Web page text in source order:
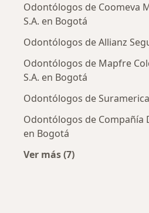
Odontólogos de Coomeva
S.A. en Bogotá
Odontólogos de Allianz
Odontólogos de Mapfre
S.A. en Bogotá
Odontólogos de
Odontólogos de Compañía
en Bogotá
Ver más (7)